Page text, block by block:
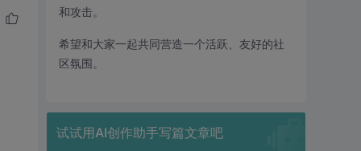
和攻击。
希望和大家一起共同营造一个活跃、友好的社
区氛围。
试试用AI创作助手写篇文章吧